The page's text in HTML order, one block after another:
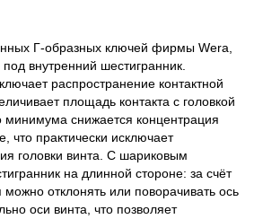
Г-образных ключей фирмы Wera,
внутренний шестигранник.
распространение контактной
площадь контакта с головкой
минимума снижается концентрация
что практически исключает
головки винта. С шариковым
на длинной стороне: за счёт
отклонять или поворачивать ось
оси винта, что позволяет